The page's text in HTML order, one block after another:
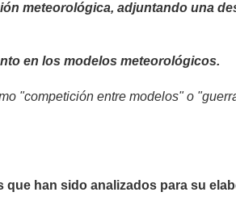
meteorológica, adjuntando una
en los modelos meteorológicos.
"competición entre modelos" o
han sido analizados para su